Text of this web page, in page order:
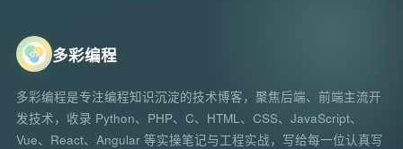
多彩编程
多彩编程是专注编程知识沉淀的技术博客，聚焦后端、前端主流开
发技术，收录 Python、PHP、C、HTML、CSS、JavaScript、
Vue、React、Angular 等实操笔记与工程实战，写给每一位认真写